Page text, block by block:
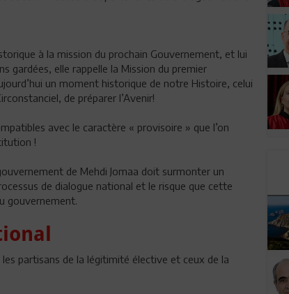
à la mission du prochain Gouvernement, et lui
gardées, elle rappelle la Mission du premier
un moment historique de notre Histoire, celui
de préparer l’Avenir!
avec le caractère « provisoire » que l’on
!
de Mehdi Jomaa doit surmonter un
de dialogue national et le risque que cette
gouvernement.
partisans de la légitimité élective et ceux de la